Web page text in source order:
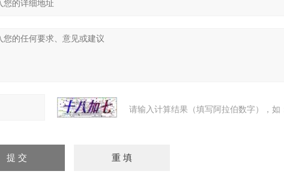
请输入计算结果（填写阿拉伯数字），如